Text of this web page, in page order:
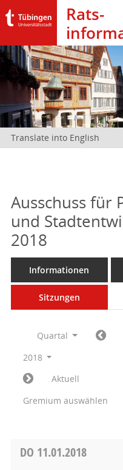
Rats­
Translate into English
Ausschuss für
und
2018
Informationen
Sitzungen
Quartal
2018
Aktuell
Gremium auswählen
DO 11.01.2018